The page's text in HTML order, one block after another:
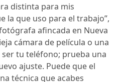
distinta para mis
la que uso para el trabajo”,
afincada en Nueva
cámara de película o una
tu teléfono; prueba una
ajuste. Puede que el
técnica que acabes